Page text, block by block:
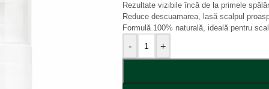
Rezultate vizibile încă de la primele
Reduce descuamarea, lasă scalpul
Formulă 100% naturală, ideală pentru
- +